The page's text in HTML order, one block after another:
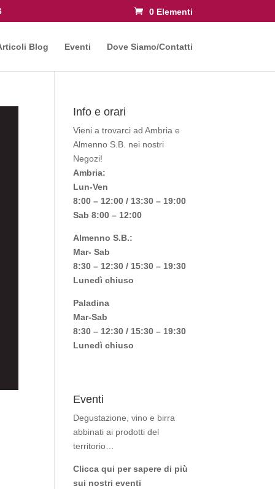
0 Elementi
Blog Eventi Dove Siamo/Contatti
Info e orari
Vieni a trovarci ad Ambria e
Almenno S.B. nei nostri
Negozi!
Ambria:
Lun-Ven
8:00 – 12:00 / 13:30 – 19:00
Sab 8:00 – 12:00
Almenno S.B.:
Mar- Sab
8:30 – 12:30 / 15:30 – 19:30
Lunedì chiuso
Paladina
Mar-Sab
8:30 – 12:30 / 15:30 – 19:30
Lunedì chiuso
Eventi
Degustazione, vino e birra
abbinati ai prodotti del
territorio…
Clicca qui per sapere di più
sui nostri eventi